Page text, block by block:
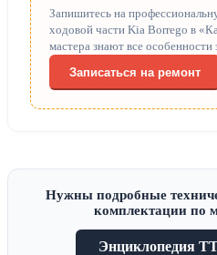
Запишитесь на
ходовой части Kia Borrego в
мастера знают все особенности
Записаться на ремонт
Нужны подробные
комплектации по
Энциклопедия